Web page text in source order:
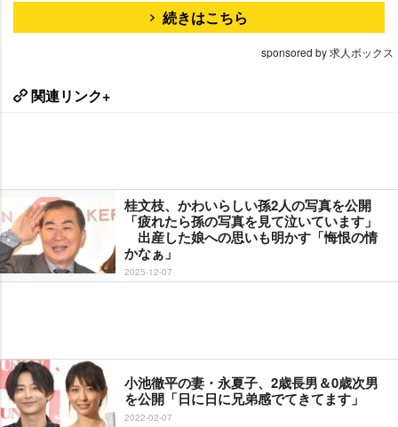
続きはこちら
sponsored by 求人ボックス
関連リンク+
桂文枝、かわいらしい孫2人の写真を公開
「疲れたら孫の写真を見て泣いています」
出産した娘への思いも明かす「悔恨の情
かなぁ」
2025-12-07
小池徹平の妻・永夏子、2歳長男＆0歳次男
を公開「日に日に兄弟感でてきてます」
2022-02-07